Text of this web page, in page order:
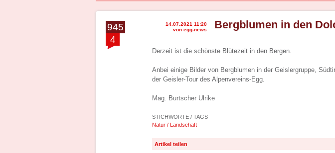
945
4
14.07.2021 11:20
von egg-news
Bergblumen in den
Derzeit ist die schönste Blütezeit in den Bergen.
Anbei einige Bilder von Bergblumen in der Geislergruppe,
der Geisler-Tour des Alpenvereins-Egg.
Mag. Burtscher Ulrike
STICHWORTE / TAGS
Natur / Landschaft
Artikel teilen